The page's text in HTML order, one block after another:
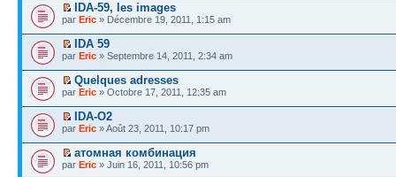
IDA-59, les images
par Eric » Décembre 19, 2011, 1:15 am
IDA 59
par Eric » Septembre 14, 2011, 2:34 am
Quelques adresses
par Eric » Octobre 17, 2011, 12:35 am
IDA-O2
par Eric » Août 23, 2011, 10:17 pm
атомная комбинация
par Eric » Juin 16, 2011, 10:56 pm